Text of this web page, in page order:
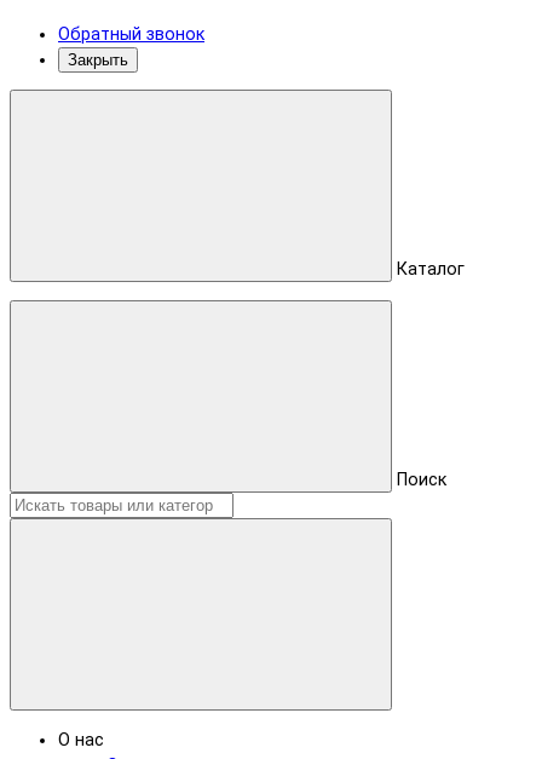
Обратный звонок
Закрыть
Каталог
Поиск
О нас